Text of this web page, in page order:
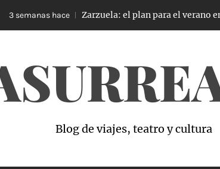
semanas hace Zarzuela: el plan para el verano en
Blog de viajes, teatro y cultura